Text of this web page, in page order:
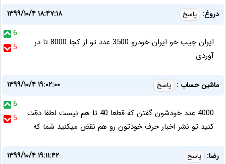
دروغ: پاسخ
۱۳۹۹/۱۰/۴ ۱۸:۴۷:۱۸
6
5
ایران جیب خو ایران خودرو 3500 عدد تو از کجا 8000 تا در
آوردی
ماشین حساب : پاسخ
۱۳۹۹/۱۰/۴ ۱۹:۰۲:۰۰
6
5
4000 عدد خودشون گفتن که قطعا 40 تا هم نیست لطفا دقت
کنید تو نشر اخبار حرف خودتون رو هم نقض میکنید شما که
رضا: پاسخ
۱۳۹۹/۱۰/۴ ۱۹:۱۱:۴۲